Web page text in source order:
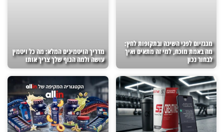
מגנזיום לפני השינה ובתקופות לחץ:
מה באמת מוכח, למי זה מתאים ואיך
לבחור נכון
מדריך הויטמינים המלא: מה כל ויטמין
עושה ולמה הגוף שלך צריך אותו